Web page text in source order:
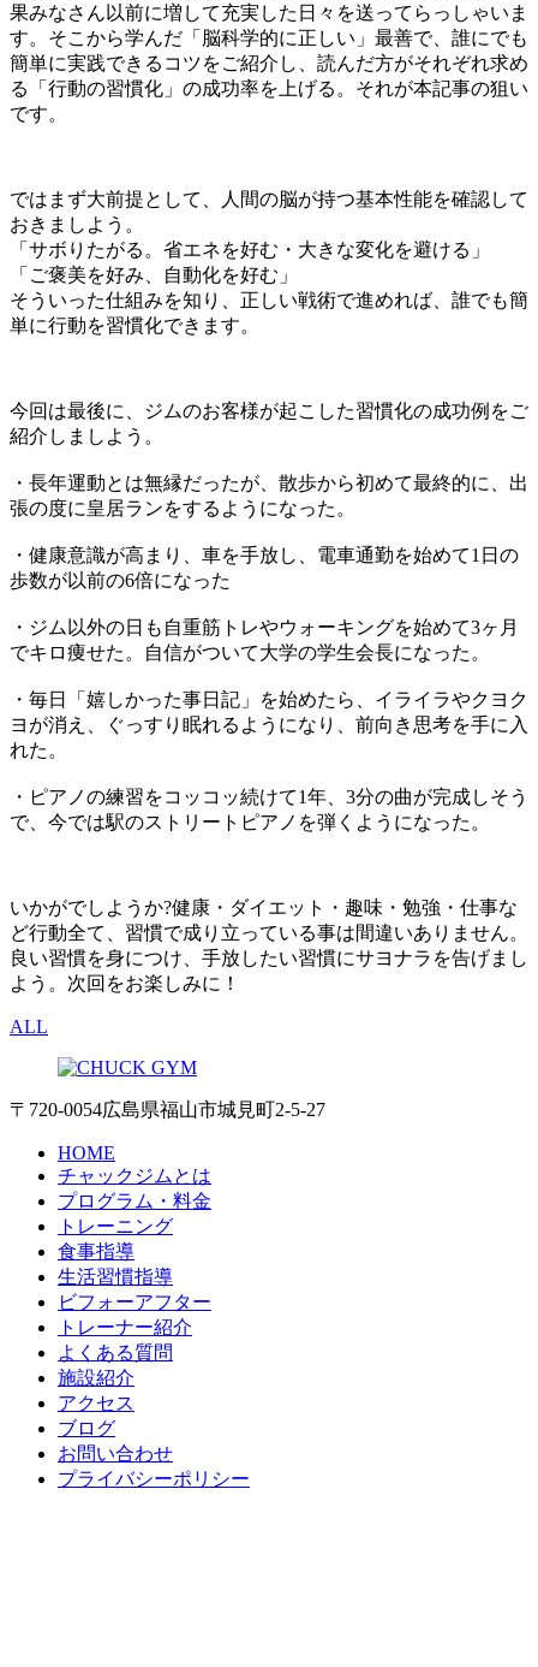
果みなさん以前に増して充実した日々を送ってらっしゃいま
す。そこから学んだ「脳科学的に正しい」最善で、誰にでも
簡単に実践できるコツをご紹介し、読んだ方がそれぞれ求め
る「行動の習慣化」の成功率を上げる。それが本記事の狙い
です。
ではまず大前提として、人間の脳が持つ基本性能を確認して
おきましよう。
「サボりたがる。省エネを好む・大きな変化を避ける」
「ご褒美を好み、自動化を好む」
そういった仕組みを知り、正しい戦術で進めれば、誰でも簡
単に行動を習慣化できます。
今回は最後に、ジムのお客様が起こした習慣化の成功例をご
紹介しましよう。
・長年運動とは無縁だったが、散歩から初めて最終的に、出
張の度に皇居ランをするようになった。
・健康意識が高まり、車を手放し、電車通勤を始めて1日の
歩数が以前の6倍になった
・ジム以外の日も自重筋トレやウォーキングを始めて3ヶ月
でキロ痩せた。自信がついて大学の学生会長になった。
・毎日「嬉しかった事日記」を始めたら、イライラやクヨク
ヨが消え、ぐっすり眠れるようになり、前向き思考を手に入
れた。
・ピアノの練習をコッコッ続けて1年、3分の曲が完成しそう
で、今では駅のストリートピアノを弾くようになった。
いかがでしようか?健康・ダイエット・趣味・勉強・仕事な
ど行動全て、習慣で成り立っている事は間違いありません。
良い習慣を身につけ、手放したい習慣にサヨナラを告げまし
よう。次回をお楽しみに！
ALL
〒720-0054 広島県福山市城見町2-5-27
HOME
チャックジムとは
プログラム・料金
トレーニング
食事指導
生活習慣指導
ビフォーアフター
トレーナー紹介
よくある質問
施設紹介
アクセス
ブログ
お問い合わせ
プライバシーポリシー